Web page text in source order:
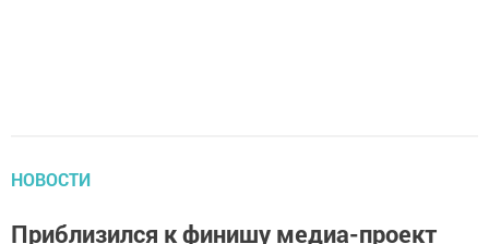
НОВОСТИ
Приблизился к финишу медиа-проект